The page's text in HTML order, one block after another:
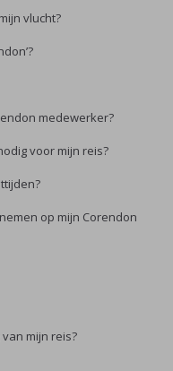
vlucht?
medewerker?
voor mijn reis?
op mijn Corendon
mijn reis?